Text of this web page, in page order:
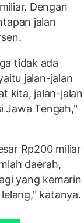
Dengan
jalan
tidak ada
jalan-jalan
kita, jalan-jalan
Jawa Tengah,"
Rp200 miliar
daerah,
yang kemarin
katanya.